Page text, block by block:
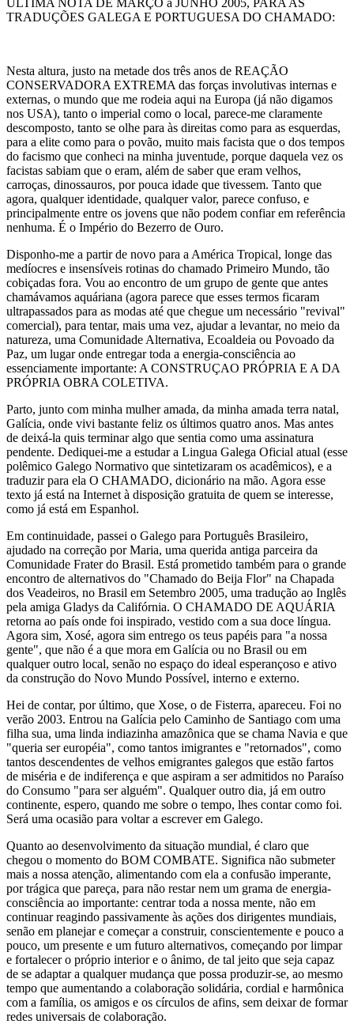
ÚLTIMA NOTA DE MARÇO a JUNHO 2005, PARA AS
TRADUÇÕES GALEGA E PORTUGUESA DO CHAMADO:
Nesta altura, justo na metade dos três anos de REAÇÃO
CONSERVADORA EXTREMA das forças involutivas internas e
externas, o mundo que me rodeia aqui na Europa (já não digamos
nos USA), tanto o imperial como o local, parece-me claramente
descomposto, tanto se olhe para às direitas como para as esquerdas,
para a elite como para o povão, muito mais facista que o dos tempos
do facismo que conheci na minha juventude, porque daquela vez os
facistas sabiam que o eram, além de saber que eram velhos,
carroças, dinossauros, por pouca idade que tivessem. Tanto que
agora, qualquer identidade, qualquer valor, parece confuso, e
principalmente entre os jovens que não podem confiar em referência
nenhuma. É o Império do Bezerro de Ouro.
Disponho-me a partir de novo para a América Tropical, longe das
medíocres e insensíveis rotinas do chamado Primeiro Mundo, tão
cobiçadas fora. Vou ao encontro de um grupo de gente que antes
chamávamos aquáriana (agora parece que esses termos ficaram
ultrapassados para as modas até que chegue um necessário "revival"
comercial), para tentar, mais uma vez, ajudar a levantar, no meio da
natureza, uma Comunidade Alternativa, Ecoaldeia ou Povoado da
Paz, um lugar onde entregar toda a energia-consciência ao
essenciamente importante: A CONSTRUÇAO PRÓPRIA E A DA
PRÓPRIA OBRA COLETIVA.
Parto, junto com minha mulher amada, da minha amada terra natal,
Galícia, onde vivi bastante feliz os últimos quatro anos. Mas antes
de deixá-la quis terminar algo que sentia como uma assinatura
pendente. Dediquei-me a estudar a Lingua Galega Oficial atual (esse
polêmico Galego Normativo que sintetizaram os acadêmicos), e a
traduzir para ela O CHAMADO, dicionário na mão. Agora esse
texto já está na Internet à disposição gratuita de quem se interesse,
como já está em Espanhol.
Em continuidade, passei o Galego para Português Brasileiro,
ajudado na correção por Maria, uma querida antiga parceira da
Comunidade Frater do Brasil. Está prometido também para o grande
encontro de alternativos do "Chamado do Beija Flor" na Chapada
dos Veadeiros, no Brasil em Setembro 2005, uma tradução ao Inglês
pela amiga Gladys da Califórnia. O CHAMADO DE AQUÁRIA
retorna ao país onde foi inspirado, vestido com a sua doce língua.
Agora sim, Xosé, agora sim entrego os teus papéis para "a nossa
gente", que não é a que mora em Galícia ou no Brasil ou em
qualquer outro local, senão no espaço do ideal esperançoso e ativo
da construção do Novo Mundo Possível, interno e externo.
Hei de contar, por último, que Xose, o de Fisterra, apareceu. Foi no
verão 2003. Entrou na Galícia pelo Caminho de Santiago com uma
filha sua, uma linda indiazinha amazônica que se chama Navia e que
"queria ser européia", como tantos imigrantes e "retornados", como
tantos descendentes de velhos emigrantes galegos que estão fartos
de miséria e de indiferença e que aspiram a ser admitidos no Paraíso
do Consumo "para ser alguém". Qualquer outro dia, já em outro
continente, espero, quando me sobre o tempo, lhes contar como foi.
Será uma ocasião para voltar a escrever em Galego.
Quanto ao desenvolvimento da situação mundial, é claro que
chegou o momento do BOM COMBATE. Significa não submeter
mais a nossa atenção, alimentando com ela a confusão imperante,
por trágica que pareça, para não restar nem um grama de energia-
consciência ao importante: centrar toda a nossa mente, não em
continuar reagindo passivamente às ações dos dirigentes mundiais,
senão em planejar e começar a construir, conscientemente e pouco a
pouco, um presente e um futuro alternativos, começando por limpar
e fortalecer o próprio interior e o ânimo, de tal jeito que seja capaz
de se adaptar a qualquer mudança que possa produzir-se, ao mesmo
tempo que aumentando a colaboração solidária, cordial e harmônica
com a família, os amigos e os círculos de afins, sem deixar de formar
redes universais de colaboração.